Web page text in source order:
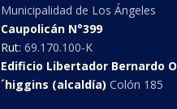
Municipalidad de Los Ángeles
Caupolicán N°399
Rut:69.170.100-K
Edificio Libertador Bernardo O
´higgins (alcaldía)Colón 185